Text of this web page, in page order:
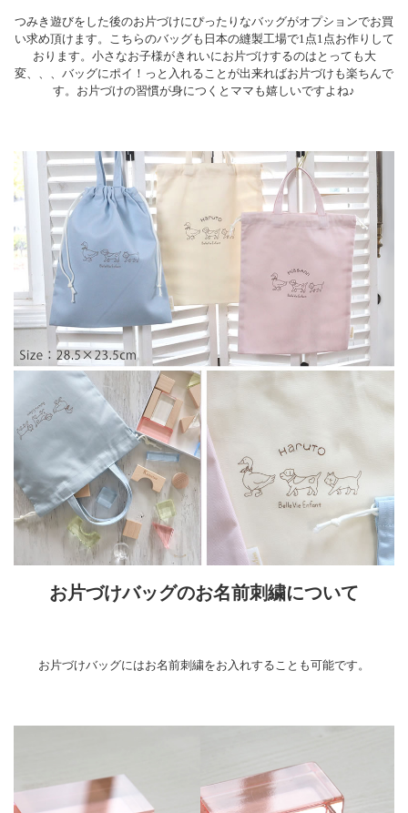
つみき遊びをした後のお片づけにぴったりなバッグがオプションでお買
い求め頂けます。こちらのバッグも日本の縫製工場で1点1点お作りして
おります。小さなお子様がきれいにお片づけするのはとっても大
変、、、バッグにポイ！っと入れることが出来ればお片づけも楽ちんで
す。お片づけの習慣が身につくとママも嬉しいですよね♪
お片づけバッグのお名前刺繍について
お片づけバッグにはお名前刺繍をお入れすることも可能です。